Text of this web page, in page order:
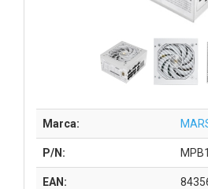
Marca:
P/N:
EAN: